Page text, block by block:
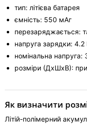
тип: літієва батарея
ємність: 550 мАг
перезаряджається:
напруга зарядки: 4.2
номінальна напруга:
розміри (ДхШхВ):
Як визначити
Літій-полімерний